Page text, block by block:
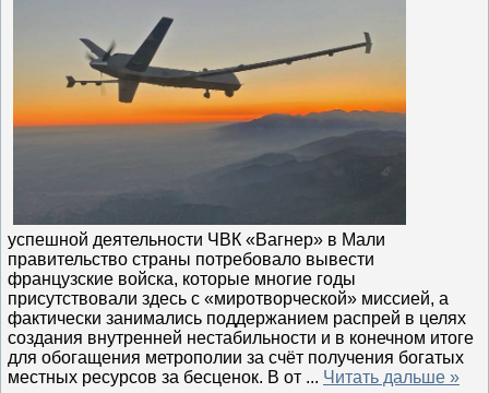
успешной деятельности ЧВК «Вагнер» в Мали
правительство страны потребовало вывести
французские войска, которые многие годы
присутствовали здесь с «миротворческой» миссией, а
фактически занимались поддержанием распрей в целях
создания внутренней нестабильности и в конечном итоге
для обогащения метрополии за счёт получения богатых
местных ресурсов за бесценок. В от ... Читать дальше »